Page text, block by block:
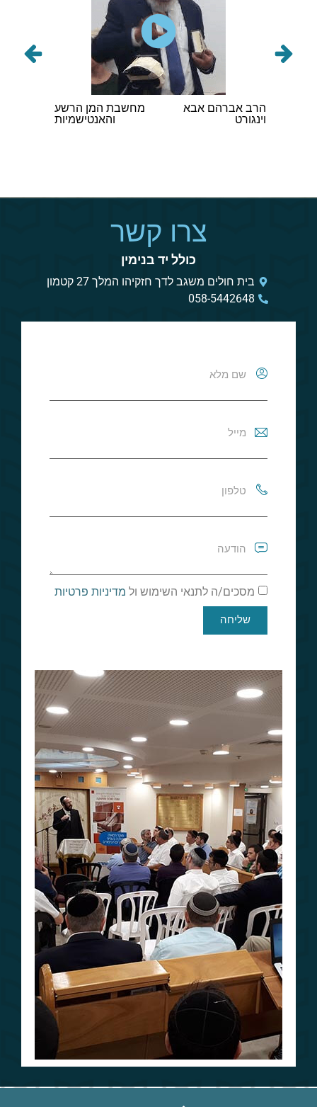
הרב אברהם אבא
וינגורט
מחשבת המן הרשע
והאנטישמיות
צרו קשר
כולל יד בנימין
בית חולים משגב לדך חזקיהו המלך 27 קטמון
058-5442648
מסכים/ה לתנאי השימוש ול מדיניות פרטיות
שליחה